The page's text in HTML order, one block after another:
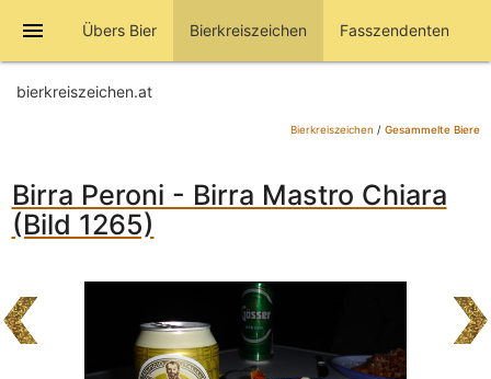
menu Übers Bier Bierkreiszeichen Fasszendenten
bierkreiszeichen.at
Bierkreiszeichen / Gesammelte Biere
Birra Peroni - Birra Mastro Chiara
(Bild 1265)